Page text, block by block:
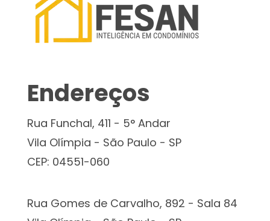
Endereços
Rua Funchal, 411 - 5° Andar
Vila Olímpia - São Paulo - SP
CEP: 04551-060
Rua Gomes de Carvalho, 892 - Sala 84